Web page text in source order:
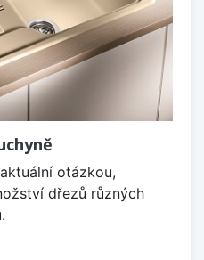
otázkou,
dřezů různých